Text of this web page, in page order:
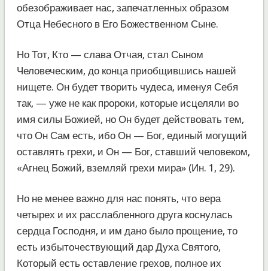
обезображивает нас, запечатленных образом
Отца Небесного в Его Божественном Сыне.
Но Тот, Кто — слава Отчая, стал Сыном
Человеческим, до конца приобщившись нашей
нищете. Он будет творить чудеса, именуя Себя
так, — уже не как пророки, которые исцеляли во
имя силы Божией, но Он будет действовать тем,
что Он Сам есть, ибо Он — Бог, единый могущий
оставлять грехи, и Он — Бог, ставший человеком,
«Агнец Божий, вземляй грехи мира» (Ин. 1, 29).
Но не менее важно для нас понять, что вера
четырех и их расслабленного друга коснулась
сердца Господня, и им дано было прощение, то
есть избыточествующий дар Духа Святого,
Который есть оставление грехов, полное их